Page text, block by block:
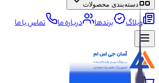
دسته‌بندی محصولات
وبلاگ برندها درباره ما تماس با ما